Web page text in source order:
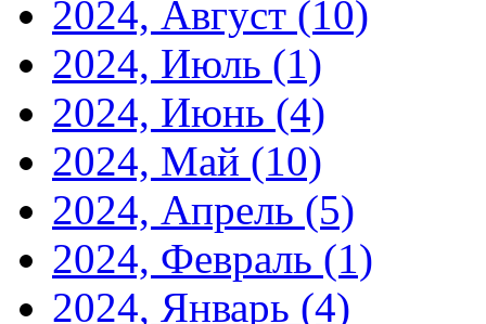
2024, Август (10)
2024, Июль (1)
2024, Июнь (4)
2024, Май (10)
2024, Апрель (5)
2024, Февраль (1)
2024, Январь (4)